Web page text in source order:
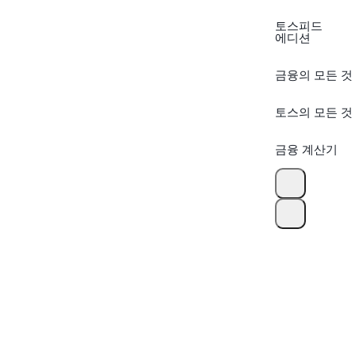
토스피드
에디션
금융의 모든 것
토스의 모든 것
금융 계산기